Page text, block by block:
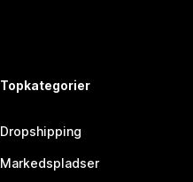
Topkategorier
Dropshipping
Markedspladser